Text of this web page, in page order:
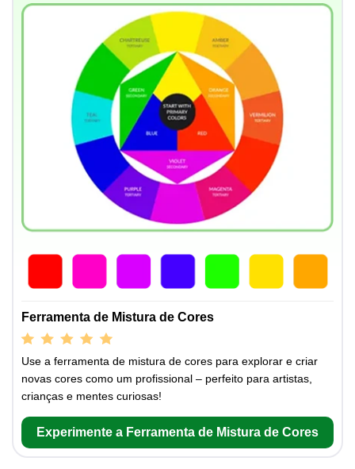
Ferramenta de Mistura de Cores
Use a ferramenta de mistura de cores para explorar e criar
novas cores como um profissional – perfeito para artistas,
crianças e mentes curiosas!
Experimente a Ferramenta de Mistura de Cores